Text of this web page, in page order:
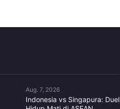
Aug. 7, 2026
Indonesia vs Singapura: Duel